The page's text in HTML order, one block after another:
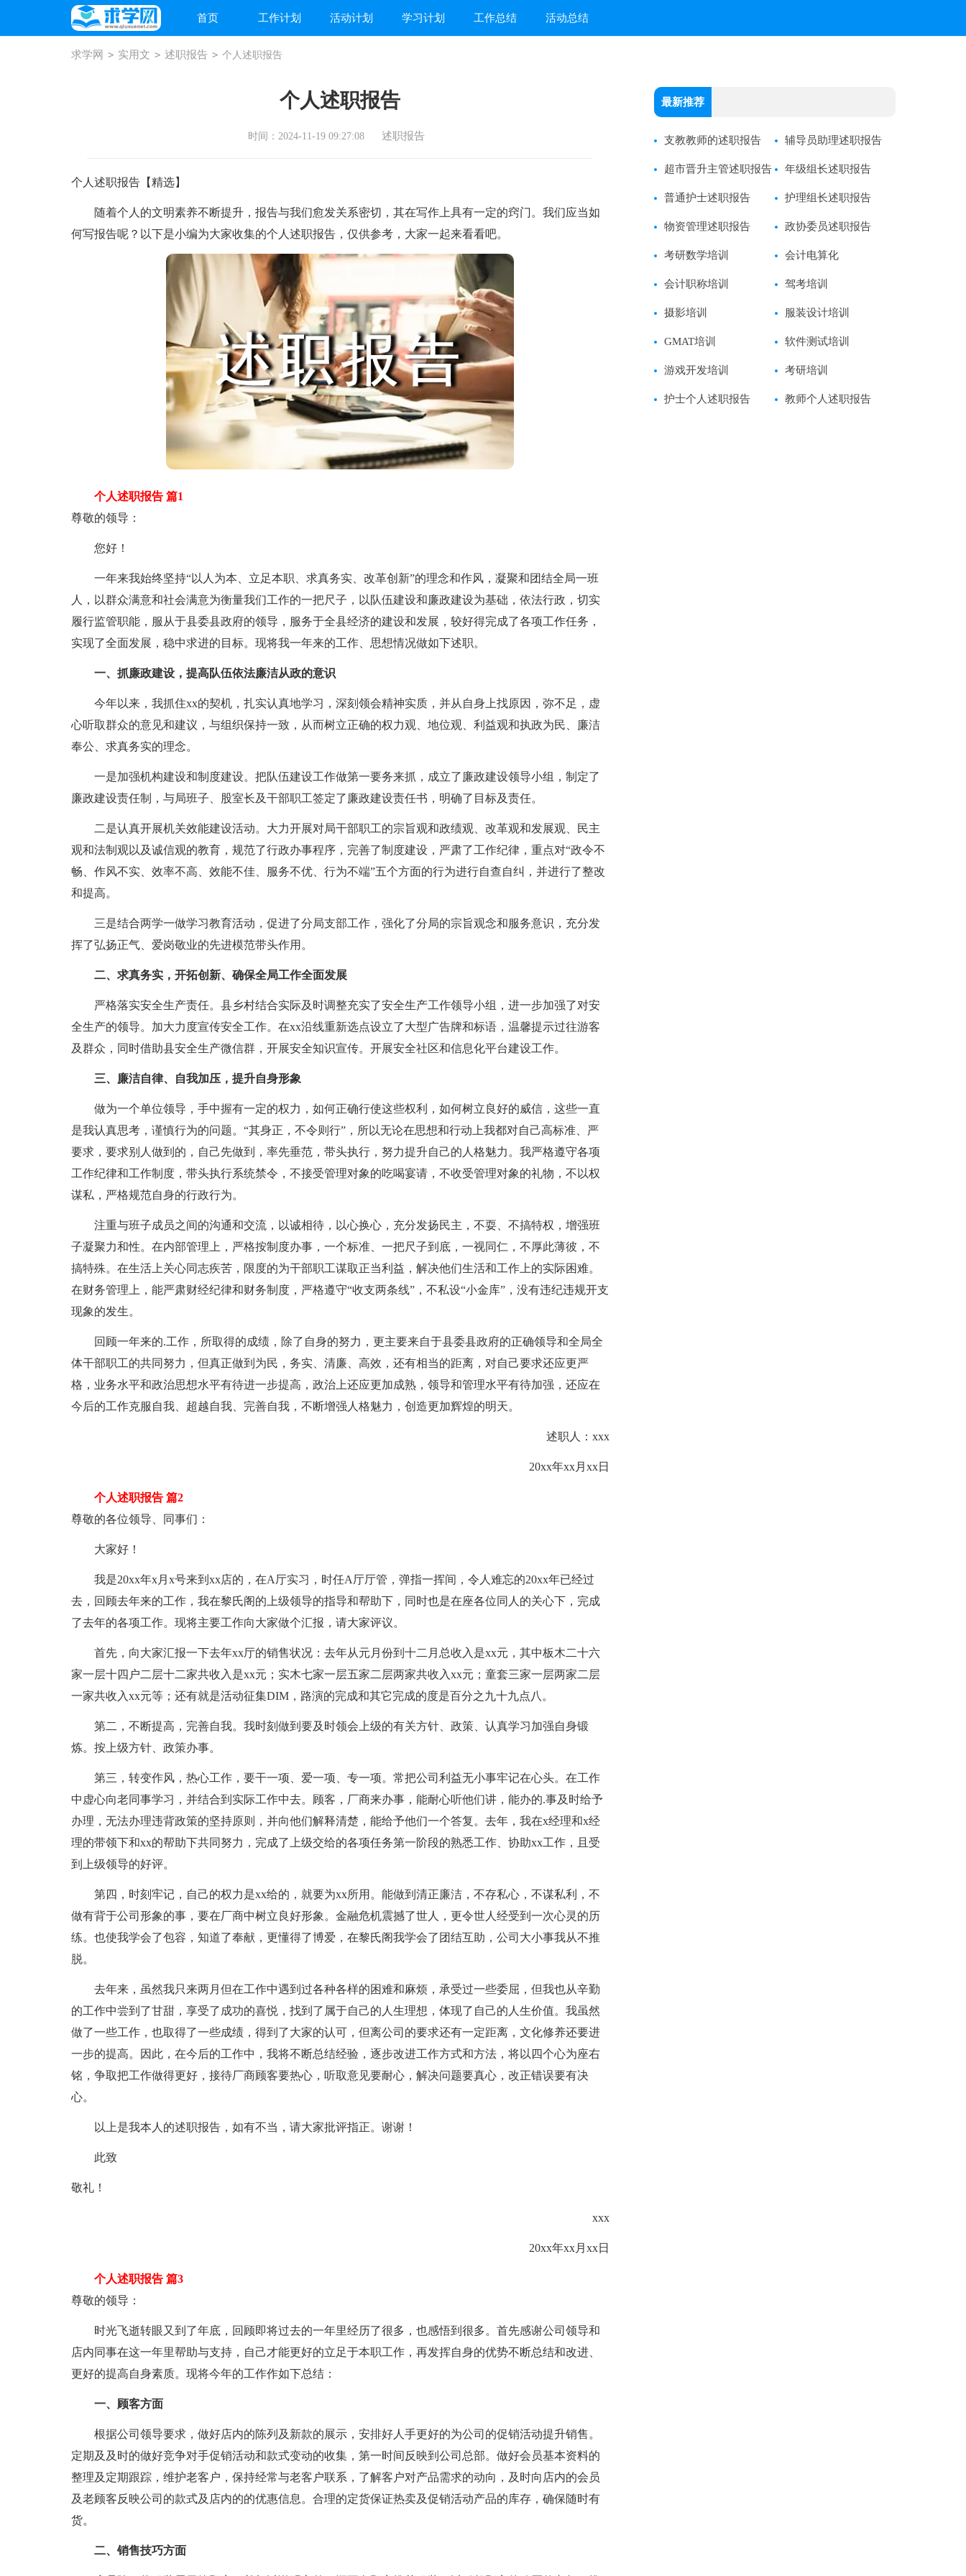
首页 工作计划 活动计划 学习计划 工作总结 活动总结
求学网 > 实用文 > 述职报告 > 个人述职报告
个人述职报告
时间：2024-11-19 09:27:08 述职报告
个人述职报告【精选】
随着个人的文明素养不断提升，报告与我们愈发关系密切，其在写作上具有一定的窍门。我们应当如
何写报告呢？以下是小编为大家收集的个人述职报告，仅供参考，大家一起来看看吧。
个人述职报告 篇1
尊敬的领导：
您好！
一年来我始终坚持“以人为本、立足本职、求真务实、改革创新”的理念和作风，凝聚和团结全局一班
人，以群众满意和社会满意为衡量我们工作的一把尺子，以队伍建设和廉政建设为基础，依法行政，切实
履行监管职能，服从于县委县政府的领导，服务于全县经济的建设和发展，较好得完成了各项工作任务，
实现了全面发展，稳中求进的目标。现将我一年来的工作、思想情况做如下述职。
一、抓廉政建设，提高队伍依法廉洁从政的意识
今年以来，我抓住xx的契机，扎实认真地学习，深刻领会精神实质，并从自身上找原因，弥不足，虚
心听取群众的意见和建议，与组织保持一致，从而树立正确的权力观、地位观、利益观和执政为民、廉洁
奉公、求真务实的理念。
一是加强机构建设和制度建设。把队伍建设工作做第一要务来抓，成立了廉政建设领导小组，制定了
廉政建设责任制，与局班子、股室长及干部职工签定了廉政建设责任书，明确了目标及责任。
二是认真开展机关效能建设活动。大力开展对局干部职工的宗旨观和政绩观、改革观和发展观、民主
观和法制观以及诚信观的教育，规范了行政办事程序，完善了制度建设，严肃了工作纪律，重点对“政令不
畅、作风不实、效率不高、效能不佳、服务不优、行为不端”五个方面的行为进行自查自纠，并进行了整改
和提高。
三是结合两学一做学习教育活动，促进了分局支部工作，强化了分局的宗旨观念和服务意识，充分发
挥了弘扬正气、爱岗敬业的先进模范带头作用。
二、求真务实，开拓创新、确保全局工作全面发展
严格落实安全生产责任。县乡村结合实际及时调整充实了安全生产工作领导小组，进一步加强了对安
全生产的领导。加大力度宣传安全工作。在xx沿线重新选点设立了大型广告牌和标语，温馨提示过往游客
及群众，同时借助县安全生产微信群，开展安全知识宣传。开展安全社区和信息化平台建设工作。
三、廉洁自律、自我加压，提升自身形象
做为一个单位领导，手中握有一定的权力，如何正确行使这些权利，如何树立良好的威信，这些一直
是我认真思考，谨慎行为的问题。“其身正，不令则行”，所以无论在思想和行动上我都对自己高标准、严
要求，要求别人做到的，自己先做到，率先垂范，带头执行，努力提升自己的人格魅力。我严格遵守各项
工作纪律和工作制度，带头执行系统禁令，不接受管理对象的吃喝宴请，不收受管理对象的礼物，不以权
谋私，严格规范自身的行政行为。
注重与班子成员之间的沟通和交流，以诚相待，以心换心，充分发扬民主，不耍、不搞特权，增强班
子凝聚力和性。在内部管理上，严格按制度办事，一个标准、一把尺子到底，一视同仁，不厚此薄彼，不
搞特殊。在生活上关心同志疾苦，限度的为干部职工谋取正当利益，解决他们生活和工作上的实际困难。
在财务管理上，能严肃财经纪律和财务制度，严格遵守“收支两条线”，不私设“小金库”，没有违纪违规开支
现象的发生。
回顾一年来的.工作，所取得的成绩，除了自身的努力，更主要来自于县委县政府的正确领导和全局全
体干部职工的共同努力，但真正做到为民，务实、清廉、高效，还有相当的距离，对自己要求还应更严
格，业务水平和政治思想水平有待进一步提高，政治上还应更加成熟，领导和管理水平有待加强，还应在
今后的工作克服自我、超越自我、完善自我，不断增强人格魅力，创造更加辉煌的明天。
述职人：xxx
20xx年xx月xx日
个人述职报告 篇2
尊敬的各位领导、同事们：
大家好！
我是20xx年x月x号来到xx店的，在A厅实习，时任A厅厅管，弹指一挥间，令人难忘的20xx年已经过
去，回顾去年来的工作，我在黎氏阁的上级领导的指导和帮助下，同时也是在座各位同人的关心下，完成
了去年的各项工作。现将主要工作向大家做个汇报，请大家评议。
首先，向大家汇报一下去年xx厅的销售状况：去年从元月份到十二月总收入是xx元，其中板木二十六
家一层十四户二层十二家共收入是xx元；实木七家一层五家二层两家共收入xx元；童套三家一层两家二层
一家共收入xx元等；还有就是活动征集DIM，路演的完成和其它完成的度是百分之九十九点八。
第二，不断提高，完善自我。我时刻做到要及时领会上级的有关方针、政策、认真学习加强自身锻
炼。按上级方针、政策办事。
第三，转变作风，热心工作，要干一项、爱一项、专一项。常把公司利益无小事牢记在心头。在工作
中虚心向老同事学习，并结合到实际工作中去。顾客，厂商来办事，能耐心听他们讲，能办的.事及时给予
办理，无法办理违背政策的坚持原则，并向他们解释清楚，能给予他们一个答复。去年，我在x经理和x经
理的带领下和xx的帮助下共同努力，完成了上级交给的各项任务第一阶段的熟悉工作、协助xx工作，且受
到上级领导的好评。
第四，时刻牢记，自己的权力是xx给的，就要为xx所用。能做到清正廉洁，不存私心，不谋私利，不
做有背于公司形象的事，要在厂商中树立良好形象。金融危机震撼了世人，更令世人经受到一次心灵的历
练。也使我学会了包容，知道了奉献，更懂得了博爱，在黎氏阁我学会了团结互助，公司大小事我从不推
脱。
去年来，虽然我只来两月但在工作中遇到过各种各样的困难和麻烦，承受过一些委屈，但我也从辛勤
的工作中尝到了甘甜，享受了成功的喜悦，找到了属于自己的人生理想，体现了自己的人生价值。我虽然
做了一些工作，也取得了一些成绩，得到了大家的认可，但离公司的要求还有一定距离，文化修养还要进
一步的提高。因此，在今后的工作中，我将不断总结经验，逐步改进工作方式和方法，将以四个心为座右
铭，争取把工作做得更好，接待厂商顾客要热心，听取意见要耐心，解决问题要真心，改正错误要有决
心。
以上是我本人的述职报告，如有不当，请大家批评指正。谢谢！
此致
敬礼！
xxx
20xx年xx月xx日
个人述职报告 篇3
尊敬的领导：
时光飞逝转眼又到了年底，回顾即将过去的一年里经历了很多，也感悟到很多。首先感谢公司领导和
店内同事在这一年里帮助与支持，自己才能更好的立足于本职工作，再发挥自身的优势不断总结和改进、
更好的提高自身素质。现将今年的工作作如下总结：
一、顾客方面
根据公司领导要求，做好店内的陈列及新款的展示，安排好人手更好的为公司的促销活动提升销售。
定期及及时的做好竞争对手促销活动和款式变动的收集，第一时间反映到公司总部。做好会员基本资料的
整理及定期跟踪，维护老客户，保持经常与老客户联系，了解客户对产品需求的动向，及时向店内的会员
及老顾客反映公司的款式及店内的的优惠信息。合理的定货保证热卖及促销活动产品的库存，确保随时有
货。
二、销售技巧方面
最新推荐
支教教师的述职报告 辅导员助理述职报告
超市晋升主管述职报告 年级组长述职报告
普通护士述职报告 护理组长述职报告
物资管理述职报告 政协委员述职报告
考研数学培训 会计电算化
会计职称培训 驾考培训
摄影培训 服装设计培训
GMAT培训 软件测试培训
游戏开发培训 考研培训
护士个人述职报告 教师个人述职报告